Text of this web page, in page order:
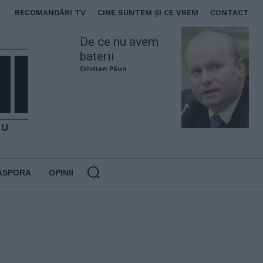
RECOMANDĂRI TV CINE SUNTEM ȘI CE VREM CONTACT
De ce nu avem
baterii
Cristian Păun
OPINII